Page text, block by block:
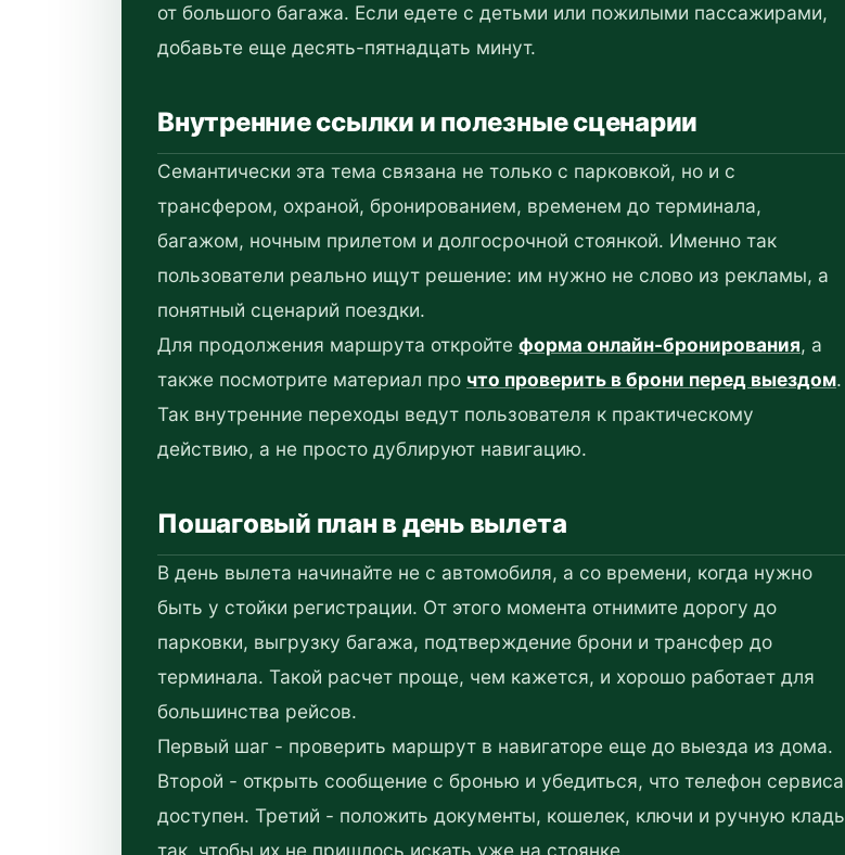
от большого багажа. Если едете с детьми или пожилыми пассажирами,
добавьте еще десять-пятнадцать минут.
Внутренние ссылки и полезные сценарии
Семантически эта тема связана не только с парковкой, но и с
трансфером, охраной, бронированием, временем до терминала,
багажом, ночным прилетом и долгосрочной стоянкой. Именно так
пользователи реально ищут решение: им нужно не слово из рекламы, а
понятный сценарий поездки.
Для продолжения маршрута откройте форма онлайн-бронирования, а
также посмотрите материал про что проверить в брони перед выездом.
Так внутренние переходы ведут пользователя к практическому
действию, а не просто дублируют навигацию.
Пошаговый план в день вылета
В день вылета начинайте не с автомобиля, а со времени, когда нужно
быть у стойки регистрации. От этого момента отнимите дорогу до
парковки, выгрузку багажа, подтверждение брони и трансфер до
терминала. Такой расчет проще, чем кажется, и хорошо работает для
большинства рейсов.
Первый шаг - проверить маршрут в навигаторе еще до выезда из дома.
Второй - открыть сообщение с бронью и убедиться, что телефон сервиса
доступен. Третий - положить документы, кошелек, ключи и ручную кладь
так, чтобы их не пришлось искать уже на стоянке.